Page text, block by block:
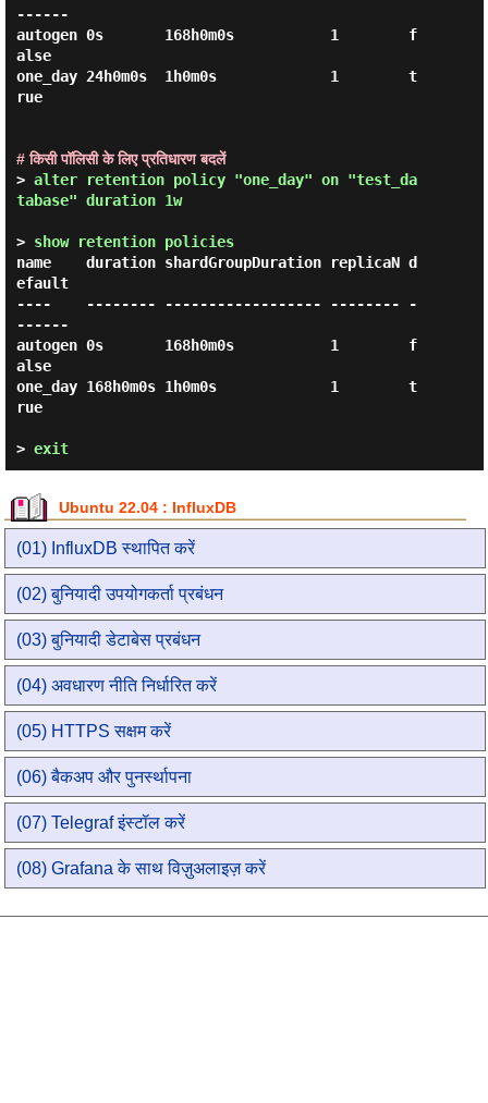
------
autogen 0s       168h0m0s           1        f
alse
one_day 24h0m0s  1h0m0s             1        t
rue
# किसी पॉलिसी के लिए प्रतिधारण बदलें
> alter retention policy "one_day" on "test_da
tabase" duration 1w
> show retention policies
name    duration shardGroupDuration replicaN d
efault
----    -------- ------------------ -------- -
------
autogen 0s       168h0m0s           1        f
alse
one_day 168h0m0s 1h0m0s             1        t
rue
> exit
Ubuntu 22.04 : InfluxDB
(01) InfluxDB स्थापित करें
(02) बुनियादी उपयोगकर्ता प्रबंधन
(03) बुनियादी डेटाबेस प्रबंधन
(04) अवधारण नीति निर्धारित करें
(05) HTTPS सक्षम करें
(06) बैकअप और पुनर्स्थापना
(07) Telegraf इंस्टॉल करें
(08) Grafana के साथ विज़ुअलाइज़ करें